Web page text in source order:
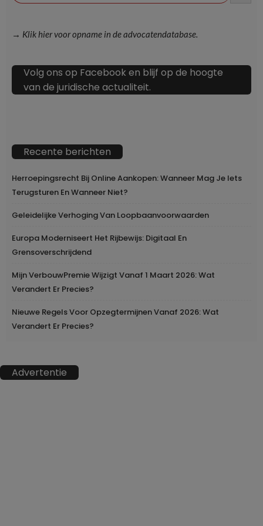
→ Klik hier voor opname in de advocatendatabase.
Volg ons op Facebook en blijf op de hoogte
van de juridische actualiteit.
Recente berichten
Herroepingsrecht Bij Online Aankopen: Wanneer Mag Je Iets
Terugsturen En Wanneer Niet?
Geleidelijke Verhoging Van Loopbaanvoorwaarden
Europa Moderniseert Het Rijbewijs: Digitaal En
Grensoverschrijdend
Mijn VerbouwPremie Wijzigt Vanaf 1 Maart 2026: Wat
Verandert Er Precies?
Nieuwe Regels Voor Opzegtermijnen Vanaf 2026: Wat
Verandert Er Precies?
Advertentie